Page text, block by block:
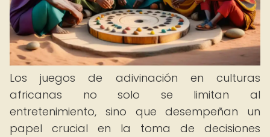
Los juegos de adivinación en culturas
africanas no solo se limitan al
entretenimiento, sino que desempeñan un
papel crucial en la toma de decisiones